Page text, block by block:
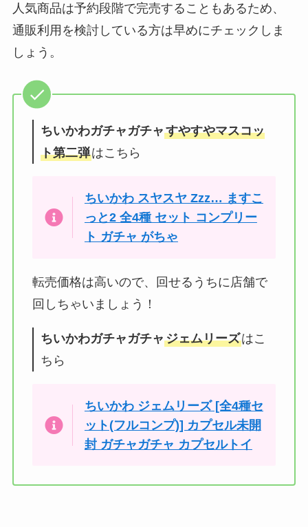
人気商品は予約段階で完売することもあるため、
通販利用を検討している方は早めにチェックしま
しょう。
ちいかわガチャガチャすやすやマスコッ
ト第二弾はこちら
ちいかわ スヤスヤ Zzz… ますこ
っと2 全4種 セット コンプリー
ト ガチャ がちゃ
転売価格は高いので、回せるうちに店舗で
回しちゃいましょう！
ちいかわガチャガチャジェムリーズはこ
ちら
ちいかわ ジェムリーズ [全4種セ
ット(フルコンプ)] カプセル未開
封 ガチャガチャ カプセルトイ